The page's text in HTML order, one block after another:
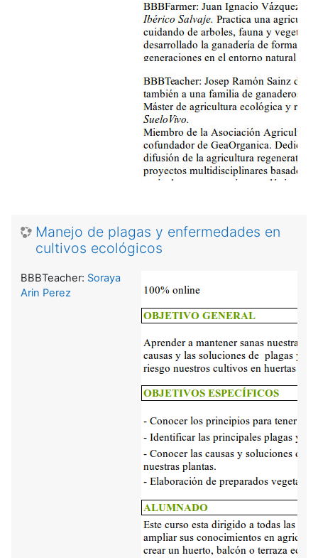
Manejo de plagas y enfermedades en
cultivos ecológicos
BBBTeacher: Soraya
Arin Perez